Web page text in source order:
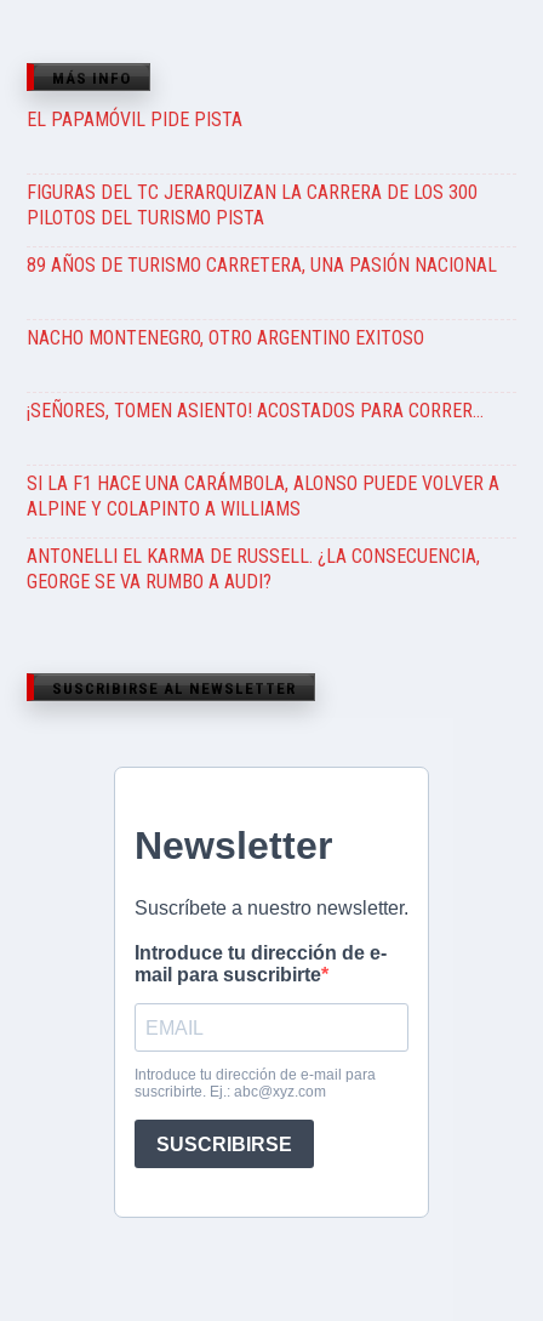
MÁS INFO
EL PAPAMÓVIL PIDE PISTA
FIGURAS DEL TC JERARQUIZAN LA CARRERA DE LOS 300
PILOTOS DEL TURISMO PISTA
89 AÑOS DE TURISMO CARRETERA, UNA PASIÓN NACIONAL
NACHO MONTENEGRO, OTRO ARGENTINO EXITOSO
¡SEÑORES, TOMEN ASIENTO! ACOSTADOS PARA CORRER…
SI LA F1 HACE UNA CARÁMBOLA, ALONSO PUEDE VOLVER A
ALPINE Y COLAPINTO A WILLIAMS
ANTONELLI EL KARMA DE RUSSELL. ¿LA CONSECUENCIA,
GEORGE SE VA RUMBO A AUDI?
SUSCRIBIRSE AL NEWSLETTER